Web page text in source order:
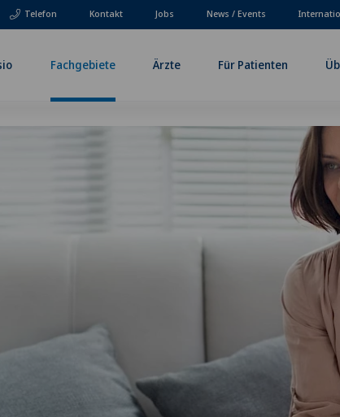
Telefon Kontakt Jobs News / Events
Fachgebiete Ärzte Für Patienten